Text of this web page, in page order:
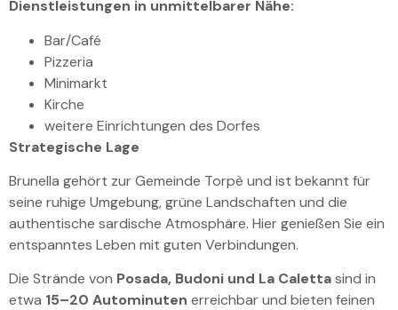
Dienstleistungen in unmittelbarer Nähe:
Bar/Café
Pizzeria
Minimarkt
Kirche
weitere Einrichtungen des Dorfes
Strategische Lage
Brunella gehört zur Gemeinde Torpè und ist bekannt für
seine ruhige Umgebung, grüne Landschaften und die
authentische sardische Atmosphäre. Hier genießen Sie ein
entspanntes Leben mit guten Verbindungen.
Die Strände von Posada, Budoni und La Calettasind in
etwa 15–20 Autominuten erreichbar und bieten feinen